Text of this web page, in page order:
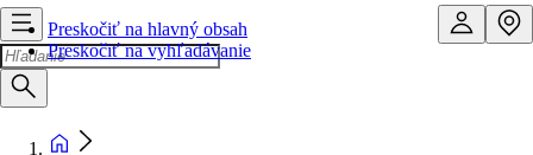
Preskočiť na hlavný obsah
Preskočiť na vyhľadávanie